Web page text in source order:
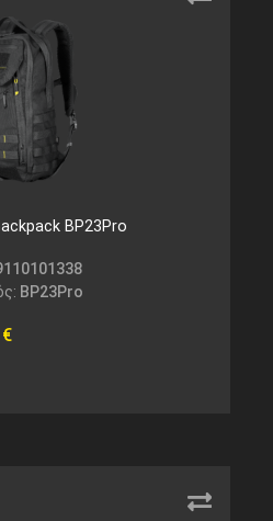
BP23Pro
BP23Pro
€